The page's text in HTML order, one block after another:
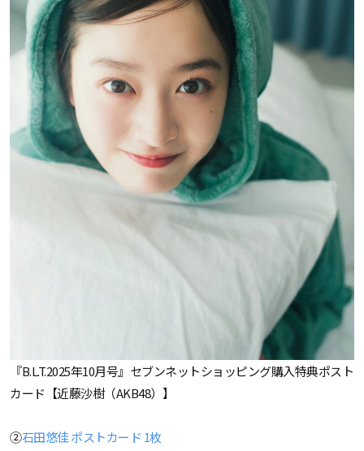
『B.L.T.2025年10月号』セブンネットショッピング購入特典ポスト
カード【近藤沙樹（AKB48）】
②石田悠佳 ポストカード 1枚